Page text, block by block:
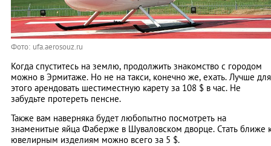
Фото: ufa.aerosouz.ru
Когда спуститесь на землю, продолжить знакомство с городом
можно в Эрмитаже. Но не на такси, конечно же, ехать. Лучше для
этого арендовать шестиместную карету за 108 $ в час. Не
забудьте протереть пенсне.
Также вам наверняка будет любопытно посмотреть на
знаменитые яйца Фаберже в Шуваловском дворце. Стать ближе
ювелирным изделиям можно всего за 5 $.